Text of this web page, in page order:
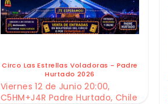
Circo Las Estrellas Voladoras - Padre
Hurtado 2026
Viernes 12 de Junio 20:00,
C5HM+J4R Padre Hurtado, Chile